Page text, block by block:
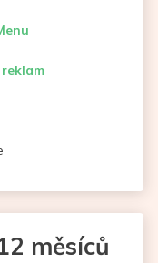
měsíců